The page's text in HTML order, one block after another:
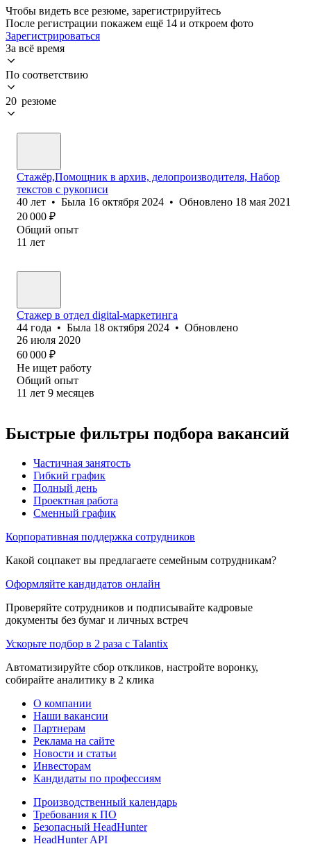
Чтобы видеть все резюме, зарегистрируйтесь
После регистрации покажем ещё 14 и откроем фото
Зарегистрироваться
За всё время
По соответствию
20 резюме
Стажёр,Помощник в архив, делопроизводителя, Набор
текстов с рукописи
40 лет • Была 16 октября 2024 • Обновлено 18 мая 2021
20 000 ₽
Общий опыт
11 лет
Стажер в отдел digital-маркетинга
44 года • Была 18 октября 2024 • Обновлено
26 июля 2020
60 000 ₽
Не ищет работу
Общий опыт
11 лет 9 месяцев
Быстрые фильтры подбора вакансий
Частичная занятость
Гибкий график
Полный день
Проектная работа
Сменный график
Корпоративная поддержка сотрудников
Какой соцпакет вы предлагаете семейным сотрудникам?
Оформляйте кандидатов онлайн
Проверяйте сотрудников и подписывайте кадровые
документы без бумаг и личных встреч
Ускорьте подбор в 2 раза с Talantix
Автоматизируйте сбор откликов, настройте воронку,
собирайте аналитику в 2 клика
О компании
Наши вакансии
Партнерам
Реклама на сайте
Новости и статьи
Инвесторам
Кандидаты по профессиям
Производственный календарь
Требования к ПО
Безопасный HeadHunter
HeadHunter API